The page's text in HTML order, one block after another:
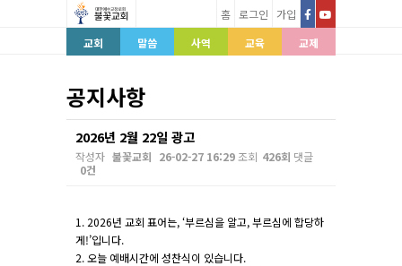
홈 로그인
가입
교회
말씀 사역 교육 교제
공지사항
2026년 2월 22일 광고
작성자 불꽃교회 26-02-27 16:29조회 426회 댓글
0건
1. 2026년 교회 표어는, ‘부르심을 알고, 부르심에 합당하
게!’입니다.
2. 오늘 예배시간에 성찬식이 있습니다.